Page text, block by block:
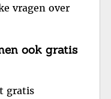
vragen over
ook gratis
gratis